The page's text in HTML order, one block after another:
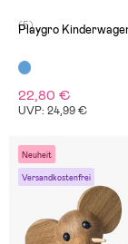
(5)
Playgro
22,80 €
UVP: 24,99 €
Neuheit
Versandkostenfrei